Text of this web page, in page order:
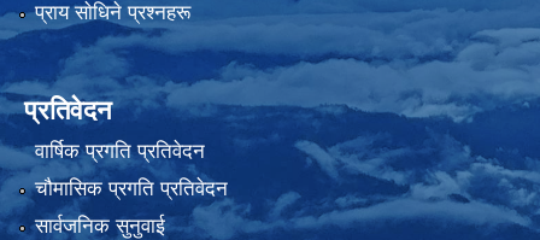
प्राय साेधिने प्रश्नहरू
प्रतिवेदन
वार्षिक प्रगति प्रतिवेदन
चौमासिक प्रगति प्रतिवेदन
सार्वजनिक सुनुवाई